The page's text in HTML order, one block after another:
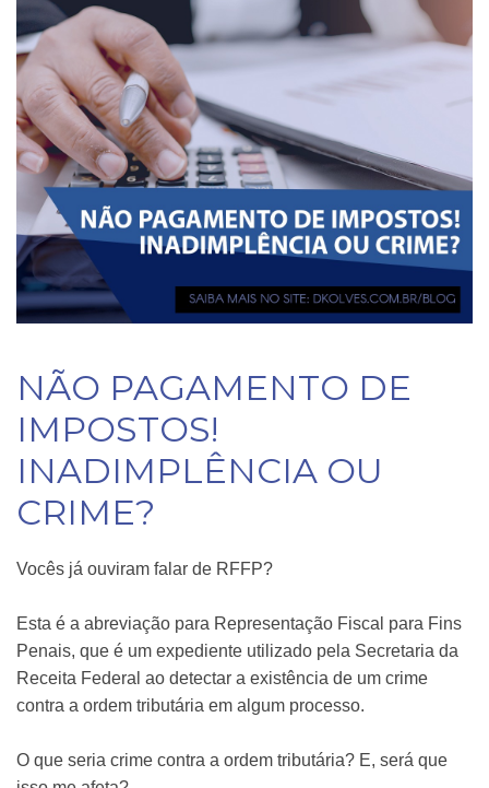
NÃO PAGAMENTO DE
IMPOSTOS!
INADIMPLÊNCIA OU
CRIME?
Vocês já ouviram falar de RFFP?
Esta é a abreviação para Representação Fiscal para Fins
Penais, que é um expediente utilizado pela Secretaria da
Receita Federal ao detectar a existência de um crime
contra a ordem tributária em algum processo.
O que seria crime contra a ordem tributária? E, será que